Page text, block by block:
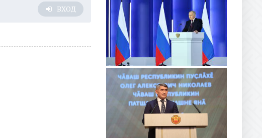
ВХОД